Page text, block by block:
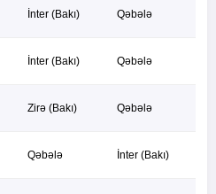
İnter (Bakı) Qəbələ
İnter (Bakı) Qəbələ
Zirə (Bakı) Qəbələ
Qəbələ İnter (Bakı)